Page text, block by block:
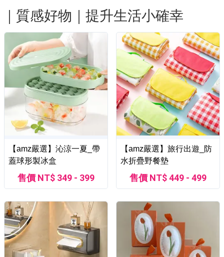
｜質感好物｜提升生活小確幸
【amz嚴選】沁涼一夏_帶
蓋球形製冰盒
售價 NT$ 349 - 399
【amz嚴選】旅行出遊_防
水折疊野餐墊
售價 NT$ 449 - 499